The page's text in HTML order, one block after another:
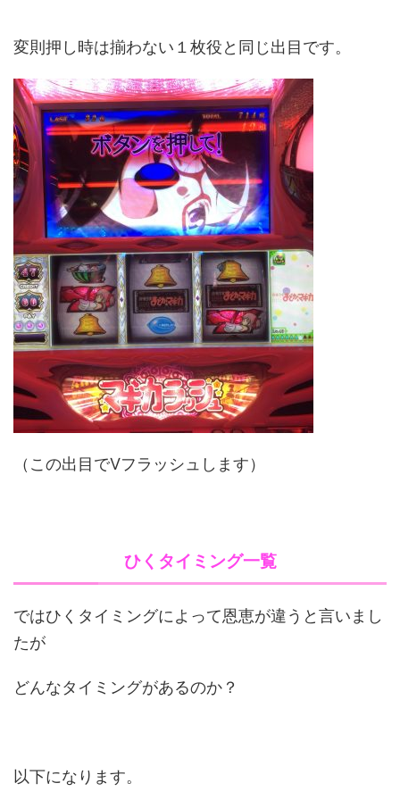
変則押し時は揃わない１枚役と同じ出目です。
（この出目でVフラッシュします）
ひくタイミング一覧
ではひくタイミングによって恩恵が違うと言いまし
たが
どんなタイミングがあるのか？
以下になります。